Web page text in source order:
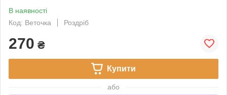
В наявності
Код: Веточка
Роздріб
270 ₴
Купити
або